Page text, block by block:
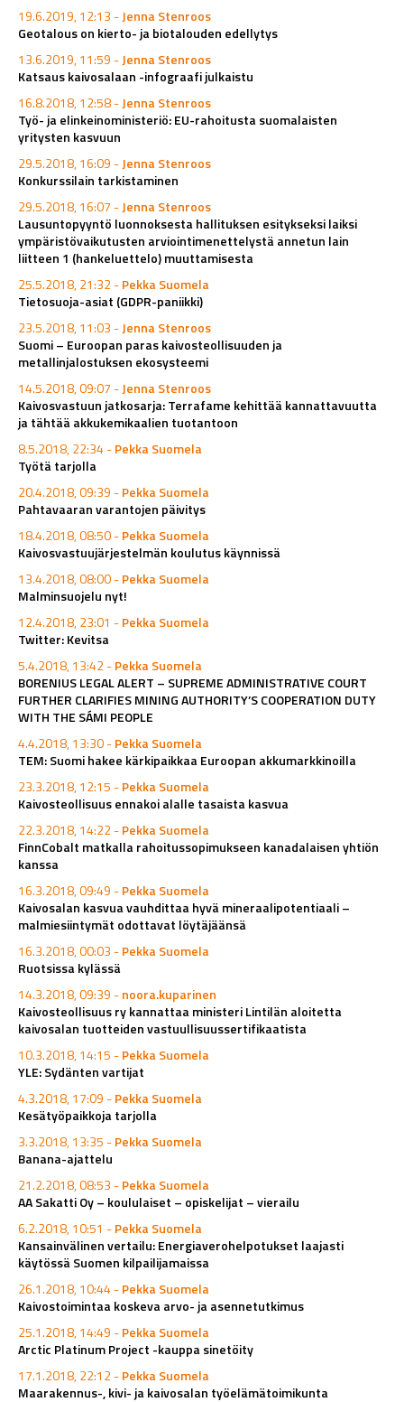
19.6.2019, 12:13 -Jenna Stenroos
Geotalous on kierto- ja biotalouden edellytys
13.6.2019, 11:59 -Jenna Stenroos
Katsaus kaivosalaan -infograafi julkaistu
16.8.2018, 12:58 -Jenna Stenroos
Työ- ja elinkeinoministeriö: EU-rahoitusta suomalaisten
yritysten kasvuun
29.5.2018, 16:09 -Jenna Stenroos
Konkurssilain tarkistaminen
29.5.2018, 16:07 -Jenna Stenroos
Lausuntopyyntö luonnoksesta hallituksen esitykseksi laiksi
ympäristövaikutusten arviointimenettelystä annetun lain
liitteen 1 (hankeluettelo) muuttamisesta
25.5.2018, 21:32 -Pekka Suomela
Tietosuoja-asiat (GDPR-paniikki)
23.5.2018, 11:03 -Jenna Stenroos
Suomi – Euroopan paras kaivosteollisuuden ja
metallinjalostuksen ekosysteemi
14.5.2018, 09:07 -Jenna Stenroos
Kaivosvastuun jatkosarja: Terrafame kehittää kannattavuutta
ja tähtää akkukemikaalien tuotantoon
8.5.2018, 22:34 -Pekka Suomela
Työtä tarjolla
20.4.2018, 09:39 -Pekka Suomela
Pahtavaaran varantojen päivitys
18.4.2018, 08:50 -Pekka Suomela
Kaivosvastuujärjestelmän koulutus käynnissä
13.4.2018, 08:00 -Pekka Suomela
Malminsuojelu nyt!
12.4.2018, 23:01 -Pekka Suomela
Twitter: Kevitsa
5.4.2018, 13:42 -Pekka Suomela
BORENIUS LEGAL ALERT – SUPREME ADMINISTRATIVE COURT
FURTHER CLARIFIES MINING AUTHORITY’S COOPERATION DUTY
WITH THE SÁMI PEOPLE
4.4.2018, 13:30 -Pekka Suomela
TEM: Suomi hakee kärkipaikkaa Euroopan akkumarkkinoilla
23.3.2018, 12:15 -Pekka Suomela
Kaivosteollisuus ennakoi alalle tasaista kasvua
22.3.2018, 14:22 -Pekka Suomela
FinnCobalt matkalla rahoitussopimukseen kanadalaisen yhtiön
kanssa
16.3.2018, 09:49 -Pekka Suomela
Kaivosalan kasvua vauhdittaa hyvä mineraalipotentiaali –
malmiesiintymät odottavat löytäjäänsä
16.3.2018, 00:03 -Pekka Suomela
Ruotsissa kylässä
14.3.2018, 09:39 -noora.kuparinen
Kaivosteollisuus ry kannattaa ministeri Lintilän aloitetta
kaivosalan tuotteiden vastuullisuussertifikaatista
10.3.2018, 14:15 -Pekka Suomela
YLE: Sydänten vartijat
4.3.2018, 17:09 -Pekka Suomela
Kesätyöpaikkoja tarjolla
3.3.2018, 13:35 -Pekka Suomela
Banana-ajattelu
21.2.2018, 08:53 -Pekka Suomela
AA Sakatti Oy – koululaiset – opiskelijat – vierailu
6.2.2018, 10:51 -Pekka Suomela
Kansainvälinen vertailu: Energiaverohelpotukset laajasti
käytössä Suomen kilpailijamaissa
26.1.2018, 10:44 -Pekka Suomela
Kaivostoimintaa koskeva arvo- ja asennetutkimus
25.1.2018, 14:49 -Pekka Suomela
Arctic Platinum Project -kauppa sinetöity
17.1.2018, 22:12 -Pekka Suomela
Maarakennus-, kivi- ja kaivosalan työelämätoimikunta